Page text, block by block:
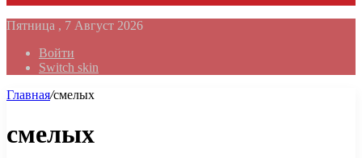
Пятница , 7 Август 2026
Войти
Switch skin
Главная/смелых
смелых